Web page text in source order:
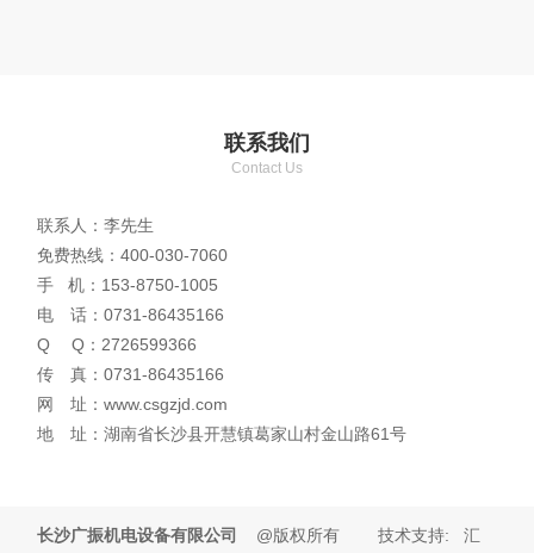
联系我们
Contact Us
联系人：李先生
免费热线：400-030-7060
手 机：153-8750-1005
电 话：0731-86435166
Q Q：2726599366
传 真：0731-86435166
网 址：www.csgzjd.com
地 址：湖南省长沙县开慧镇葛家山村金山路61号
长沙广振机电设备有限公司 @版权所有 技术支持: 汇